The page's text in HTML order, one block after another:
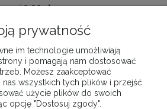
19,90 zł
2 3 4 5 »
prywatność
im technologie umożliwiają
i pomagają nam dostosować
Możesz zaakceptować
wszystkich tych plików i przejść
użycie plików do swoich
opcję "Dostosuj zgody".